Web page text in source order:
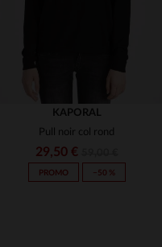
KAPORAL
Pull noir col rond
29,50 €
PROMO −50 %